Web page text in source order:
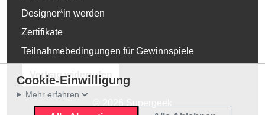
Designer*in werden
Zertifikate
Teilnahmebedingungen für Gewinnspiele
Vertrag widerrufen
Cookie-Einwilligung
Mehr erfahren